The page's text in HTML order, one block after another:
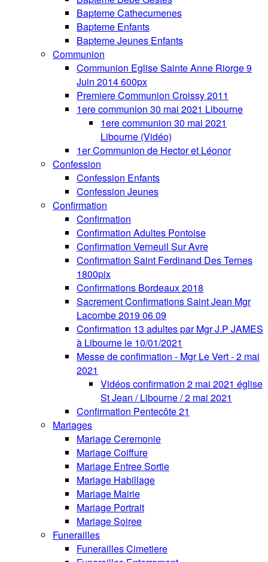
Bapteme Cathecumenes
Bapteme Enfants
Bapteme Jeunes Enfants
Communion
Communion Eglise Sainte Anne Riorge 9
Juin 2014 600px
Premiere Communion Croissy 2011
1ere communion 30 mai 2021 Libourne
1ere communion 30 mai 2021
Libourne (Vidéo)
1er Communion de Hector et Léonor
Confession
Confession Enfants
Confession Jeunes
Confirmation
Confirmation
Confirmation Adultes Pontoise
Confirmation Verneuil Sur Avre
Confirmation Saint Ferdinand Des Ternes
1800pix
Confirmations Bordeaux 2018
Sacrement Confirmations Saint Jean Mgr
Lacombe 2019 06 09
Confirmation 13 adultes par Mgr J.P JAMES
à Libourne le 10/01/2021
Messe de confirmation - Mgr Le Vert - 2 mai
2021
Vidéos confirmation 2 mai 2021 église
St Jean / Libourne / 2 mai 2021
Confirmation Pentecôte 21
Mariages
Mariage Ceremonie
Mariage Coiffure
Mariage Entree Sortie
Mariage Habillage
Mariage Mairie
Mariage Portrait
Mariage Soiree
Funerailles
Funerailles Cimetiere